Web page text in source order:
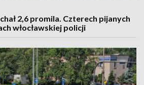
2,6 promila. Czterech pijanych
włocławskiej policji